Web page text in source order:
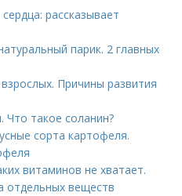
рассказывает
парик. 2 главных
Причины развития
Что такое соланин?
сорта картофеля.
витаминов не хватает.
отдельных веществ